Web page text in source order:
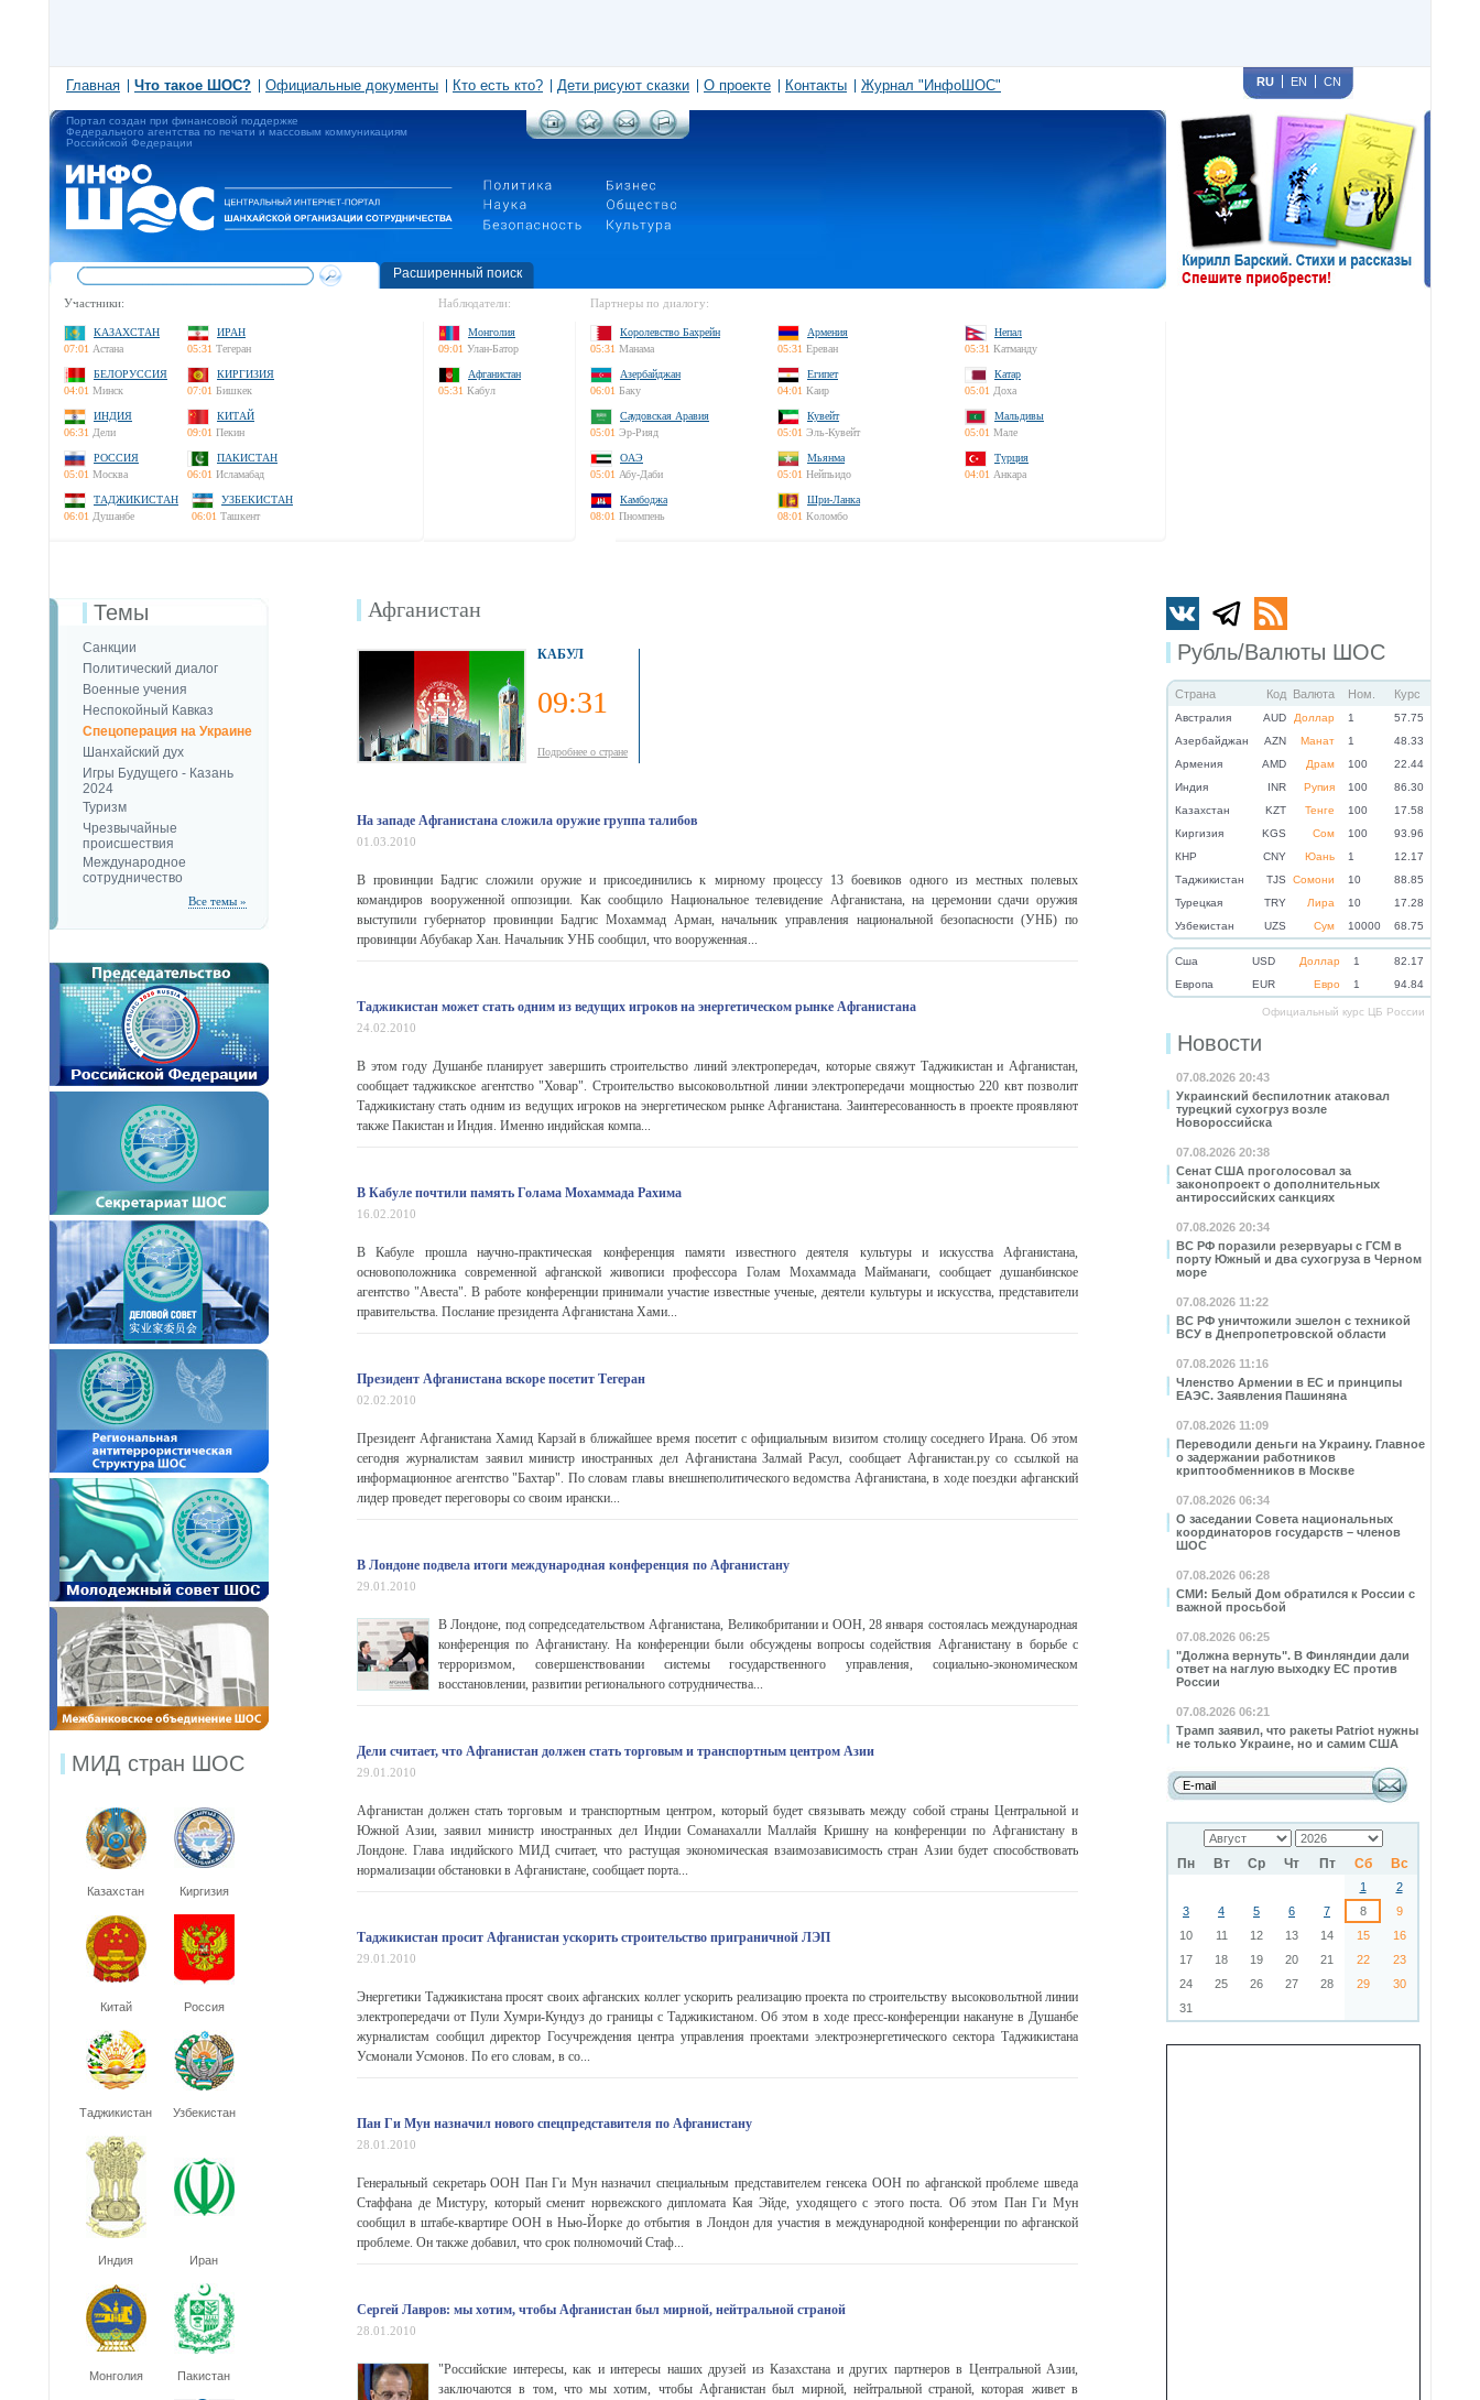
Главная Что такое ШОС? Официальные документы Кто есть кто? Дети рисуют сказки О проекте Контакты Журнал "ИнфоШОС" RU EN CN
Портал создан при финансовой поддержке
Федерального агентства по печати и массовым коммуникациям
Российской Федерации
Расширенный поиск
Участники:
КАЗАХСТАН
07:01 Астана
ИРАН
05:31 Тегеран
БЕЛОРУССИЯ
04:01 Минск
КИРГИЗИЯ
07:01 Бишкек
ИНДИЯ
06:31 Дели
КИТАЙ
09:01 Пекин
РОССИЯ
05:01 Москва
ПАКИСТАН
06:01 Исламабад
ТАДЖИКИСТАН
06:01 Душанбе
УЗБЕКИСТАН
06:01 Ташкент
Наблюдатели:
Монголия
09:01 Улан-Батор
Афганистан
05:31 Кабул
Партнеры по диалогу:
Королевство Бахрейн
05:31 Манама
Армения
05:31 Ереван
Непал
05:31 Катманду
Азербайджан
06:01 Баку
Египет
04:01 Каир
Катар
05:01 Доха
Саудовская Аравия
05:01 Эр-Рияд
Кувейт
05:01 Эль-Кувейт
Мальдивы
05:01 Мале
ОАЭ
05:01 Абу-Даби
Мьянма
05:01 Нейпьидо
Турция
04:01 Анкара
Камбоджа
08:01 Пномпень
Шри-Ланка
08:01 Коломбо
Рубль/Валюты ШОС
Страна Код Валюта Ном. Курс
Австралия AUD Доллар 1
57.75
Азербайджан
AZN Манат 1
48.33
Армения
AMD Драм 100
22.44
Индия
INR Рупия 100
86.30
Казахстан
KZT Тенге 100
17.58
Киргизия
KGS Сом 100
93.96
КНР
CNY Юань 1
12.17
Таджикистан
TJS Сомони 10
88.85
Турецкая
TRY Лира 10
17.28
Узбекистан
UZS Сум 10000 68.75
Cша USD Доллар 1
82.17
Eвропа
EUR Евро 1 94.84
Официальный курс ЦБ России
Новости
07.08.2026 20:43
Украинский беспилотник атаковал
турецкий сухогруз возле
Новороссийска
07.08.2026 20:38
Сенат США проголосовал за
законопроект о дополнительных
антироссийских санкциях
07.08.2026 20:34
ВС РФ поразили резервуары с ГСМ в
порту Южный и два сухогруза в Черном
море
07.08.2026 11:22
ВС РФ уничтожили эшелон с техникой
ВСУ в Днепропетровской области
07.08.2026 11:16
Членство Армении в ЕС и принципы
ЕАЭС. Заявления Пашиняна
07.08.2026 11:09
Переводили деньги на Украину. Главное
о задержании работников
криптообменников в Москве
07.08.2026 06:34
О заседании Совета национальных
координаторов государств – членов
ШОС
07.08.2026 06:28
СМИ: Белый Дом обратился к России с
важной просьбой
07.08.2026 06:25
"Должна вернуть". В Финляндии дали
ответ на наглую выходку ЕС против
России
07.08.2026 06:21
Трамп заявил, что ракеты Patriot нужны
не только Украине, но и самим США
Пн Вт Ср Чт Пт Сб Вс
1
2
3
4 5 6 7 8
9
10
11 12 13 14 15
16
17
18 19 20 21 22
23
24
25 26 27 28 29
30
31
Темы
Санкции
Политический диалог
Военные учения
Неспокойный Кавказ
Спецоперация на Украине
Шанхайский дух
Игры Будущего - Казань
2024
Туризм
Чрезвычайные
происшествия
Международное
сотрудничество
Все темы »
МИД стран ШОС
Казахстан Киргизия
Китай Россия
Таджикистан Узбекистан
Индия Иран
Монголия Пакистан
Афганистан
КАБУЛ
09:31
Подробнее о стране
На западе Афганистана сложила оружие группа талибов
01.03.2010
В провинции Бадгис сложили оружие и присоединились к мирному процессу 13 боевиков одного из местных полевых
командиров вооруженной оппозиции. Как сообщило Национальное телевидение Афганистана, на церемонии сдачи оружия
выступили губернатор провинции Бадгис Мохаммад Арман, начальник управления национальной безопасности (УНБ) по
провинции Абубакар Хан. Начальник УНБ сообщил, что вооруженная...
Таджикистан может стать одним из ведущих игроков на энергетическом рынке Афганистана
24.02.2010
В этом году Душанбе планирует завершить строительство линий электропередач, которые свяжут Таджикистан и Афганистан,
сообщает таджикское агентство "Ховар". Строительство высоковольтной линии электропередачи мощностью 220 квт позволит
Таджикистану стать одним из ведущих игроков на энергетическом рынке Афганистана. Заинтересованность в проекте проявляют
также Пакистан и Индия. Именно индийская компа...
В Кабуле почтили память Голама Мохаммада Рахима
16.02.2010
В Кабуле прошла научно-практическая конференция памяти известного деятеля культуры и искусства Афганистана,
основоположника современной афганской живописи профессора Голам Мохаммада Майманаги, сообщает душанбинское
агентство "Авеста". В работе конференции принимали участие известные ученые, деятели культуры и искусства, представители
правительства. Послание президента Афганистана Хами...
Президент Афганистана вскоре посетит Тегеран
02.02.2010
Президент Афганистана Хамид Карзай в ближайшее время посетит с официальным визитом столицу соседнего Ирана. Об этом
сегодня журналистам заявил министр иностранных дел Афганистана Залмай Расул, сообщает Афганистан.ру со ссылкой на
информационное агентство "Бахтар". По словам главы внешнеполитического ведомства Афганистана, в ходе поездки афганский
лидер проведет переговоры со своим ирански...
В Лондоне подвела итоги международная конференция по Афганистану
29.01.2010
В Лондоне, под сопредседательством Афганистана, Великобритании и ООН, 28 января состоялась международная
конференция по Афганистану. На конференции были обсуждены вопросы содействия Афганистану в борьбе с
терроризмом, совершенствовании системы государственного управления, социально-экономическом
восстановлении, развитии регионального сотрудничества...
Дели считает, что Афганистан должен стать торговым и транспортным центром Азии
29.01.2010
Афганистан должен стать торговым и транспортным центром, который будет связывать между собой страны Центральной и
Южной Азии, заявил министр иностранных дел Индии Соманахалли Маллайя Кришну на конференции по Афганистану в
Лондоне. Глава индийского МИД считает, что растущая экономическая взаимозависимость стран Азии будет способствовать
нормализации обстановки в Афганистане, сообщает порта...
Таджикистан просит Афганистан ускорить строительство приграничной ЛЭП
29.01.2010
Энергетики Таджикистана просят своих афганских коллег ускорить реализацию проекта по строительству высоковольтной линии
электропередачи от Пули Хумри-Кундуз до границы с Таджикистаном. Об этом в ходе пресс-конференции накануне в Душанбе
журналистам сообщил директор Госучреждения центра управления проектами электроэнергетического сектора Таджикистана
Усмонали Усмонов. По его словам, в со...
Пан Ги Мун назначил нового спецпредставителя по Афганистану
28.01.2010
Генеральный секретарь ООН Пан Ги Мун назначил специальным представителем генсека ООН по афганской проблеме шведа
Стаффана де Мистуру, который сменит норвежского дипломата Кая Эйде, уходящего с этого поста. Об этом Пан Ги Мун
сообщил в штабе-квартире ООН в Нью-Йорке до отбытия в Лондон для участия в международной конференции по афганской
проблеме. Он также добавил, что срок полномочий Стаф...
Сергей Лавров: мы хотим, чтобы Афганистан был мирной, нейтральной страной
28.01.2010
"Российские интересы, как и интересы наших друзей из Казахстана и других партнеров в Центральной Азии,
заключаются в том, что мы хотим, чтобы Афганистан был мирной, нейтральной страной, которая живет в